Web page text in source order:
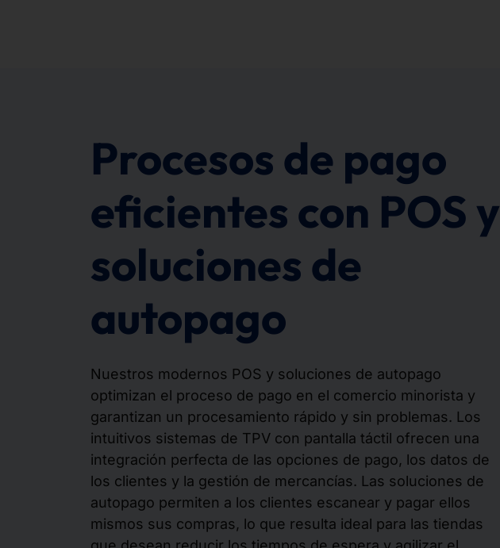
Procesos de pago
eficientes con POS y
soluciones de
autopago
Nuestros modernos POS y soluciones de autopago
optimizan el proceso de pago en el comercio minorista y
garantizan un procesamiento rápido y sin problemas. Los
intuitivos sistemas de TPV con pantalla táctil ofrecen una
integración perfecta de las opciones de pago, los datos de
los clientes y la gestión de mercancías. Las soluciones de
autopago permiten a los clientes escanear y pagar ellos
mismos sus compras, lo que resulta ideal para las tiendas